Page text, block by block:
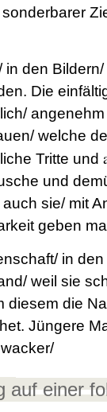
in den
Die
welche
Tritte und
und
sie/ mit
geben
in
weil sie
diesem die
Jüngere
auf einer